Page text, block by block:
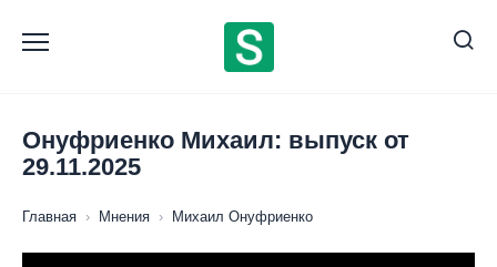
содержанию
Онуфриенко Михаил: выпуск от
29.11.2025
Главная › Мнения › Михаил Онуфриенко